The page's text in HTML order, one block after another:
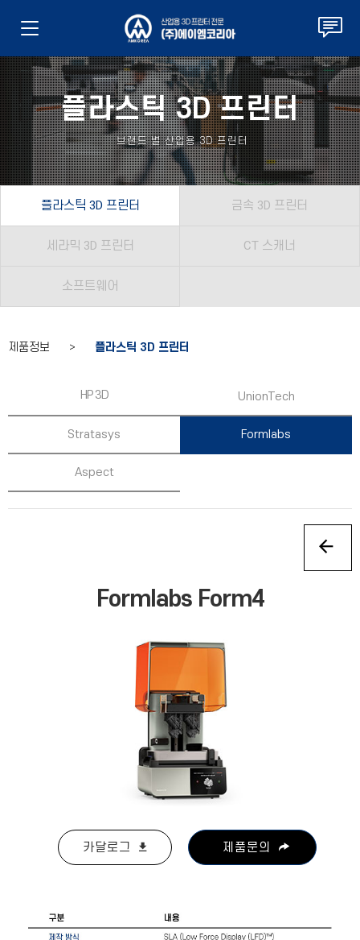
플라스틱 3D 프린터
브랜드 별 산업용 3D 프린터
플라스틱 3D 프린터 금속 3D 프린터
세라믹 3D 프린터 CT 스캐너
소프트웨어
제품정보 > 플라스틱 3D 프린터
HP 3D UnionTech
Stratasys Formlabs
Aspect
Formlabs Form4
카달로그 제품문의